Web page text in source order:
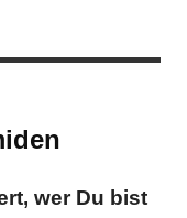
wer Du bist